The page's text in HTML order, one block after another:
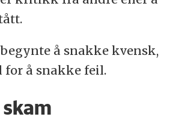
å snakke kvensk,
for å snakke feil.